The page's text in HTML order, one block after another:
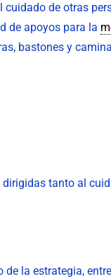
cuidado de otras
de apoyos para la
bastones y
dirigidas tanto al
la estrategia,